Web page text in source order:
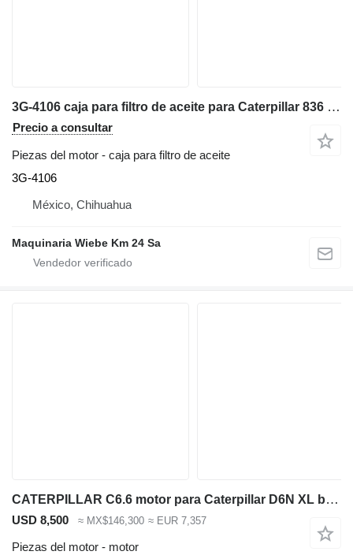
3G-4106 caja para filtro de aceite para Caterpillar 836 bulldozer
Precio a consultar
Piezas del motor - caja para filtro de aceite
3G-4106
México, Chihuahua
Maquinaria Wiebe Km 24 Sa
CATERPILLAR C6.6 motor para Caterpillar D6N XL bulldozer
USD 8,500 ≈ MX$146,300 ≈ EUR 7,357
Piezas del motor - motor